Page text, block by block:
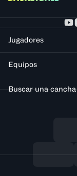
Jugadores
Equipos
Buscar una cancha